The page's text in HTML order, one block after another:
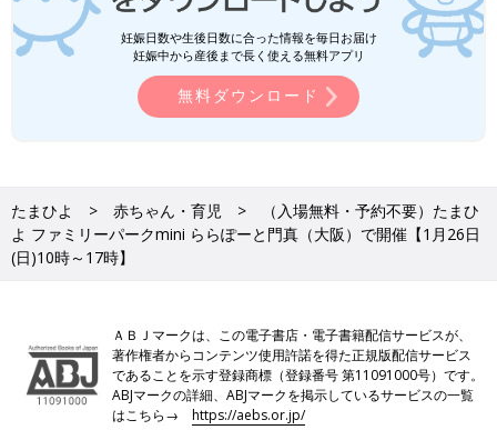
妊娠日数や生後日数に合った情報を毎日お届け
妊娠中から産後まで長く使える無料アプリ
無料ダウンロード
たまひよ 赤ちゃん・育児
（入場無料・予約不要）たまひ
よ ファミリーパークmini ららぽーと門真（大阪）で開催【1月26日
(日)10時～17時】
ＡＢＪマークは、この電子書店・電子書籍配信サービスが、
著作権者からコンテンツ使用許諾を得た正規版配信サービス
であることを示す登録商標（登録番号 第11091000号）です。
ABJマークの詳細、ABJマークを掲示しているサービスの一覧
はこちら→https://aebs.or.jp/